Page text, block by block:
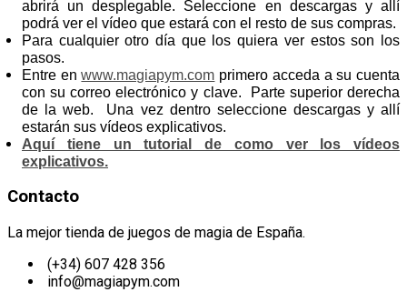
abrirá un desplegable. Seleccione en descargas y allí
podrá ver el vídeo que estará con el resto de sus compras.
Para cualquier otro día que los quiera ver estos son los
pasos.
Entre enwww.magiapym.com primero acceda a su cuenta
con su correo electrónico y clave. Parte superior derecha
de la web. Una vez dentro seleccione descargas y allí
estarán sus vídeos explicativos.
Aquí tiene un tutorial de como ver los vídeos
explicativos.
Contacto
La mejor tienda de juegos de magia de España.
(+34) 607 428 356
info@magiapym.com